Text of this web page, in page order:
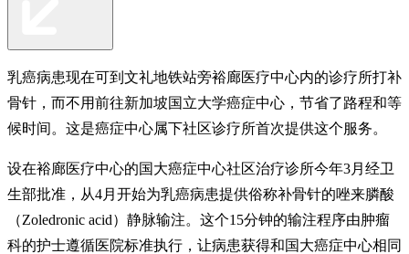
乳癌病患现在可到文礼地铁站旁裕廊医疗中心内的诊疗所打补
骨针，而不用前往新加坡国立大学癌症中心，节省了路程和等
候时间。这是癌症中心属下社区诊疗所首次提供这个服务。
设在裕廊医疗中心的国大癌症中心社区治疗诊所今年3月经卫
生部批准，从4月开始为乳癌病患提供俗称补骨针的唑来膦酸
（Zoledronic acid）静脉输注。这个15分钟的输注程序由肿瘤
科的护士遵循医院标准执行，让病患获得和国大癌症中心相同